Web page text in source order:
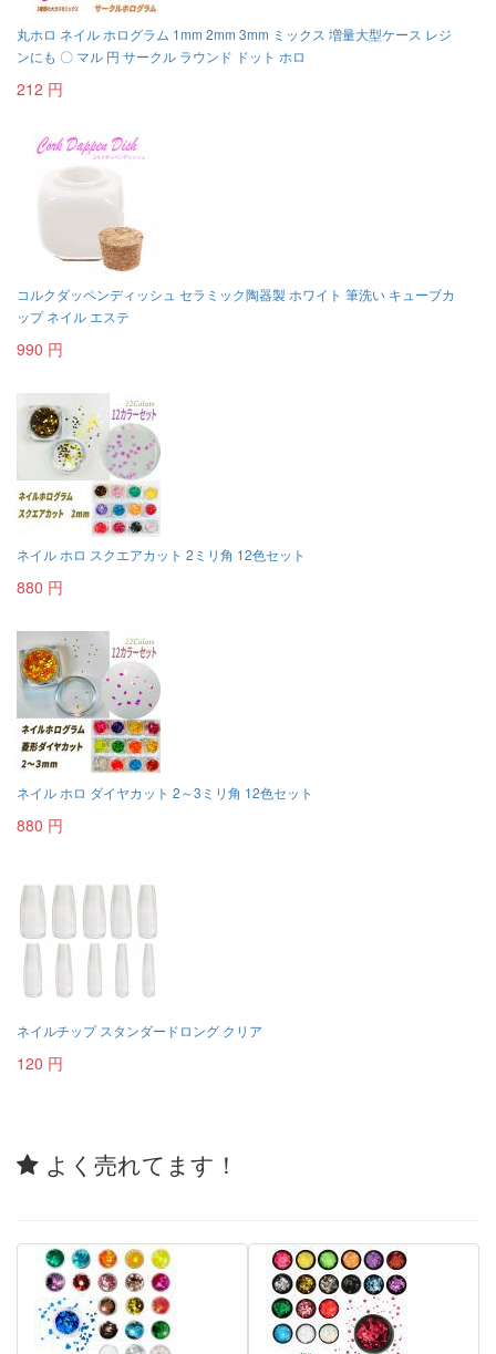
丸ホロ ネイル ホログラム 1mm 2mm 3mm ミックス 増量大型ケース レジ
ンにも 〇 マル 円 サークル ラウンド ドット ホロ
212 円
コルクダッペンディッシュ セラミック陶器製 ホワイト 筆洗い キューブカ
ップ ネイル エステ
990 円
ネイル ホロ スクエアカット 2ミリ角 12色セット
880 円
ネイル ホロ ダイヤカット 2～3ミリ角 12色セット
880 円
ネイルチップ スタンダードロング クリア
120 円
よく売れてます！